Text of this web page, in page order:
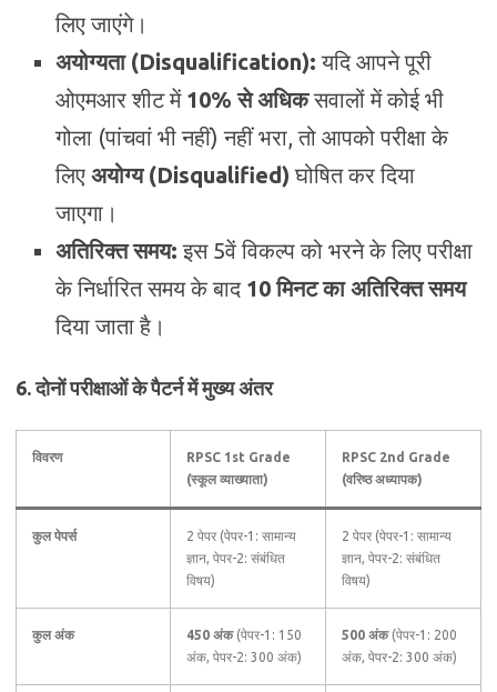
लिए जाएंगे।
अयोग्यता (Disqualification): यदि आपने पूरी
ओएमआर शीट में 10% से अधिकसवालों में कोई भी
गोला (पांचवां भी नहीं) नहीं भरा, तो आपको परीक्षा के
लिए अयोग्य (Disqualified) घोषित कर दिया
जाएगा।
अतिरिक्त समय: इस 5वें विकल्प को भरने के लिए परीक्षा
के निर्धारित समय के बाद 10 मिनट का अतिरिक्त समय
दिया जाता है।
6. दोनों परीक्षाओं के पैटर्न में मुख्य अंतर
विवरण
RPSC 1st Grade
(स्कूल व्याख्याता)
RPSC 2nd Grade
(वरिष्ठ अध्यापक)
कुल पेपर्स
2 पेपर (पेपर-1: सामान्य
ज्ञान, पेपर-2: संबंधित
विषय)
2 पेपर (पेपर-1: सामान्य
ज्ञान, पेपर-2: संबंधित
विषय)
कुल अंक 450 अंक(पेपर-1: 150
अंक, पेपर-2: 300 अंक)
500 अंक(पेपर-1: 200
अंक, पेपर-2: 300 अंक)